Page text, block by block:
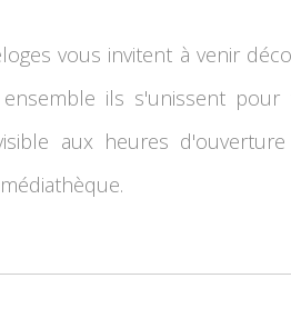
vous invitent à venir
ils s'unissent
aux heures